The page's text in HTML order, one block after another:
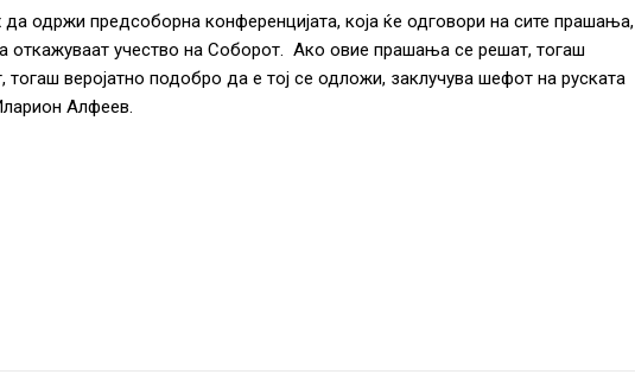
одржи предсоборна конференцијата, која ќе одговори на сите прашања,
откажуваат учество на Соборот. Ако овие прашања се решат, тогаш
веројатно подобро да е тој се одложи, заклучува шефот на руската
Алфеев.